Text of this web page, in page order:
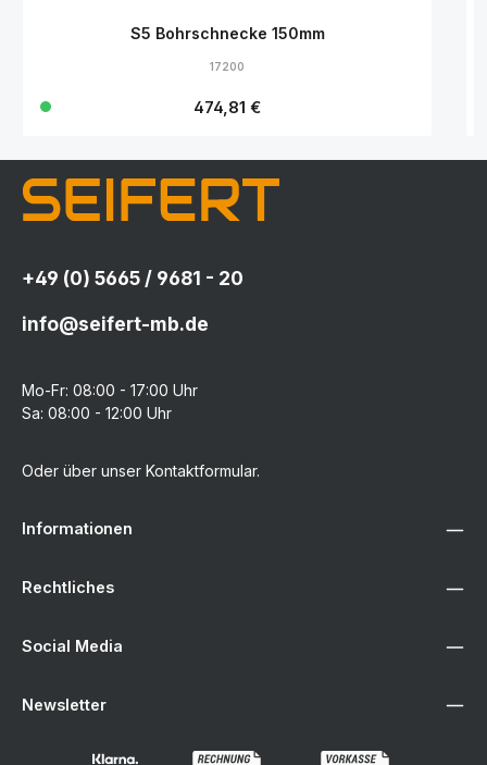
S5 Bohrschnecke 150mm
17200
Regulärer Preis:
474,81 €
+49 (0) 5665 / 9681 - 20
info@seifert-mb.de
Mo-Fr: 08:00 - 17:00 Uhr
Sa: 08:00 - 12:00 Uhr
Oder über unser Kontaktformular.
Informationen
Rechtliches
Social Media
Newsletter